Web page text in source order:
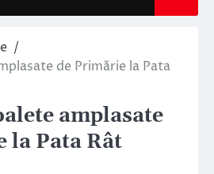
de Primărie la Pata
amplasate
la Pata Rât